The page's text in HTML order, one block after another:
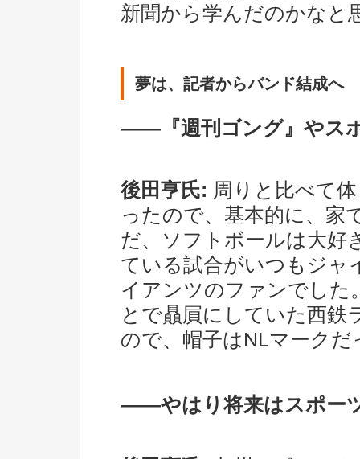
新聞から学んだのかなと
夢は、記者からバンド結成へ
――『週刊ゴング』やス
後田亨氏: 周りと比べて
ったので、基本的に、家
だ、ソフトボールは大好
ている試合がいつもジャ
イアンツのファンでした
とで贔屓にしていた西鉄
ので、帽子はNLマーク
――やはり将来はスポー